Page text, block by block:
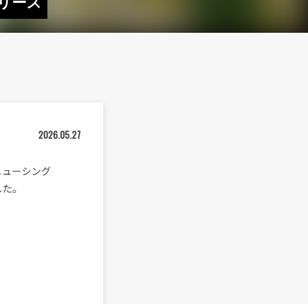
2026.05.27
ーシング
。